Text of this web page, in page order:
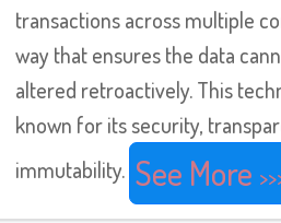
transactions across multiple
way that ensures the data
altered retroactively. This
known for its security,
immutability. See More